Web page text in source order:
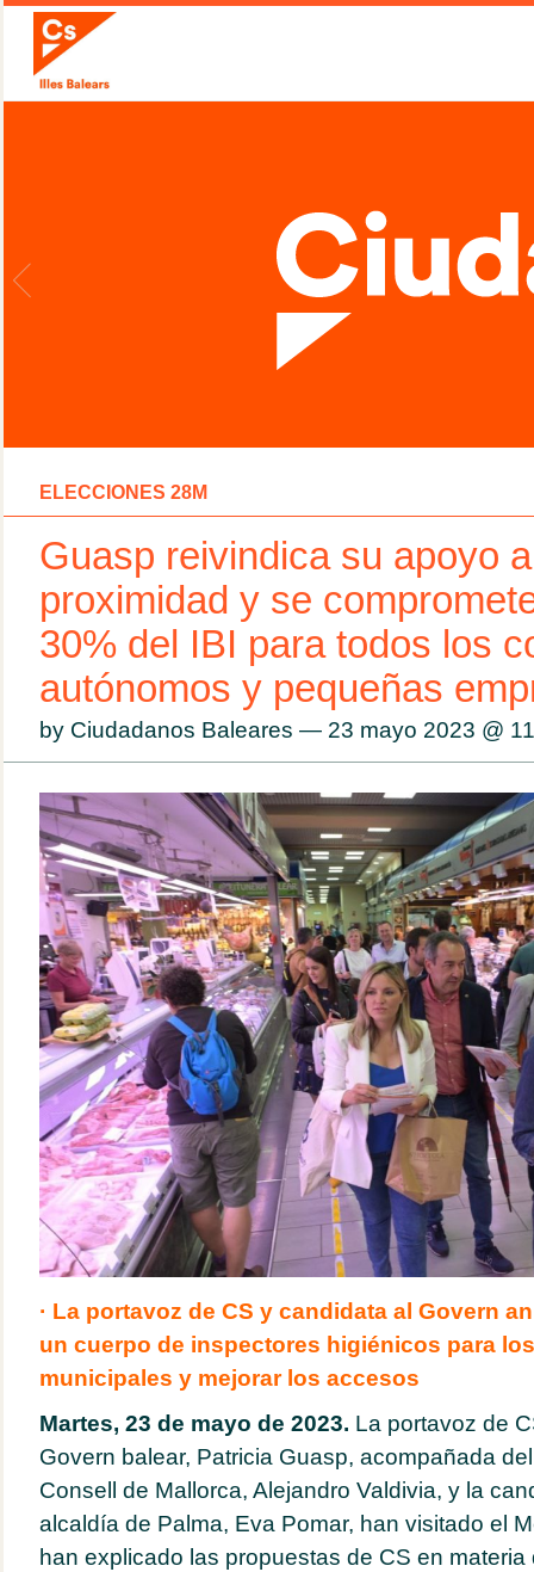
ELECCIONES 28M
Guasp reivindica su apoyo
proximidad y se
30% del IBI para todos los
autónomos y pequeñas
by Ciudadanos Baleares — 23 mayo 2023 @
· La portavoz de CS y candidata al Govern
un cuerpo de inspectores higiénicos para
municipales y mejorar los accesos
Martes, 23 de mayo de 2023. La portavoz de
Govern balear, Patricia Guasp, acompañada
Consell de Mallorca, Alejandro Valdivia, y la
alcaldía de Palma, Eva Pomar, han visitado el
han explicado las propuestas de CS en materia